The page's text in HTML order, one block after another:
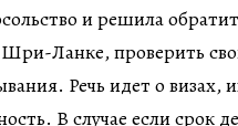
и решила
Ланке, проверить
Речь идет о
В случае если срок